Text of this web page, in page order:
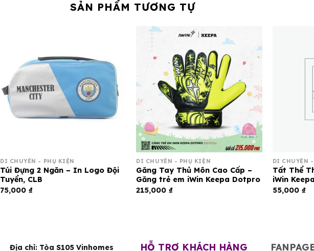
SẢN PHẨM TƯƠNG TỰ
DI CHUYỂN - PHỤ KIỆN
Túi Đựng 2 Ngăn – In Logo Đội
Tuyển, CLB
75,000₫
DI CHUYỂN - PHỤ KIỆN
Găng Tay Thủ Môn Cao Cấp –
Găng trẻ em iWin Keepa Dotpro
215,000₫
DI CHUYỂN
Tất Thể
iWin
55,000 ₫
Địa chỉ: Tòa S105 Vinhomes HỖ TRỢ KHÁCH HÀNG